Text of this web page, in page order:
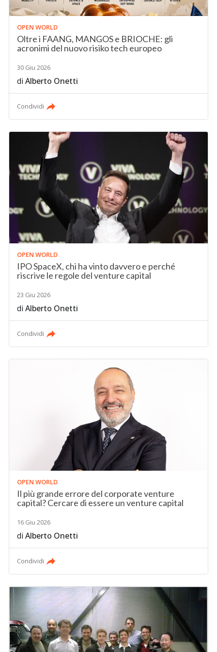
OPEN WORLD
Oltre i FAANG, MANGOS e BRIOCHE: gli
acronimi del nuovo risiko tech europeo
30 Giu 2026
diAlberto Onetti
Condividi
OPEN WORLD
IPO SpaceX, chi ha vinto davvero e perché
riscrive le regole del venture capital
23 Giu 2026
diAlberto Onetti
Condividi
OPEN WORLD
Il più grande errore del corporate venture
capital? Cercare di essere un venture capital
16 Giu 2026
diAlberto Onetti
Condividi